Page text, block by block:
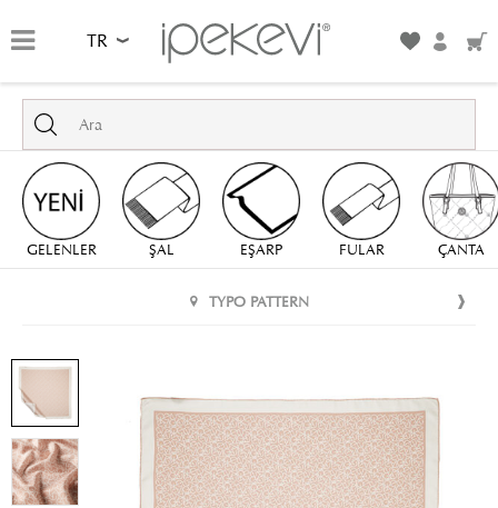
TR
GELENLER ŞAL EŞARP FULAR ÇANTA
TYPO PATTERN